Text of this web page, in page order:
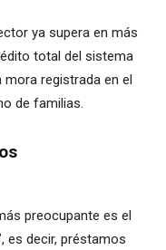
ya supera en más
total del sistema
registrada en el
de familias.
preocupante es el
es decir, préstamos